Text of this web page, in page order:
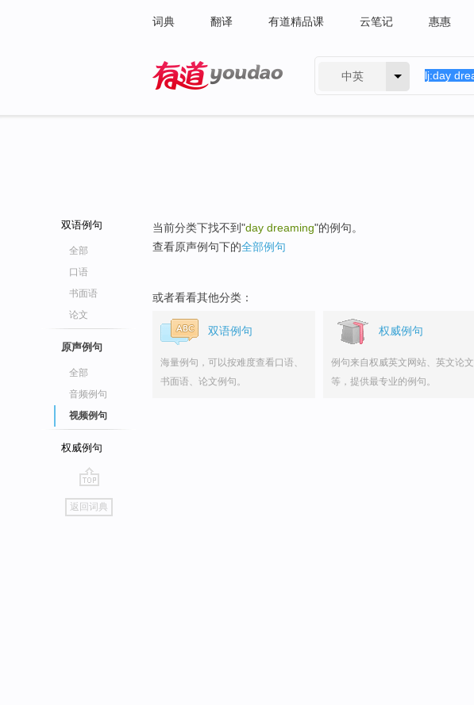
词典 翻译 有道精品课 云笔记 惠惠
中英
双语例句
全部
口语
书面语
论文
原声例句
全部
音频例句
视频例句
权威例句
go
top
返回词典
当前分类下找不到"day dreaming"的例句。
查看原声例句下的全部例句
或者看看其他分类：
双语例句
海量例句，可以按难度查看口语、
书面语、论文例句。
权威例句
例句来自权威英文网站、英文论文
等，提供最专业的例句。